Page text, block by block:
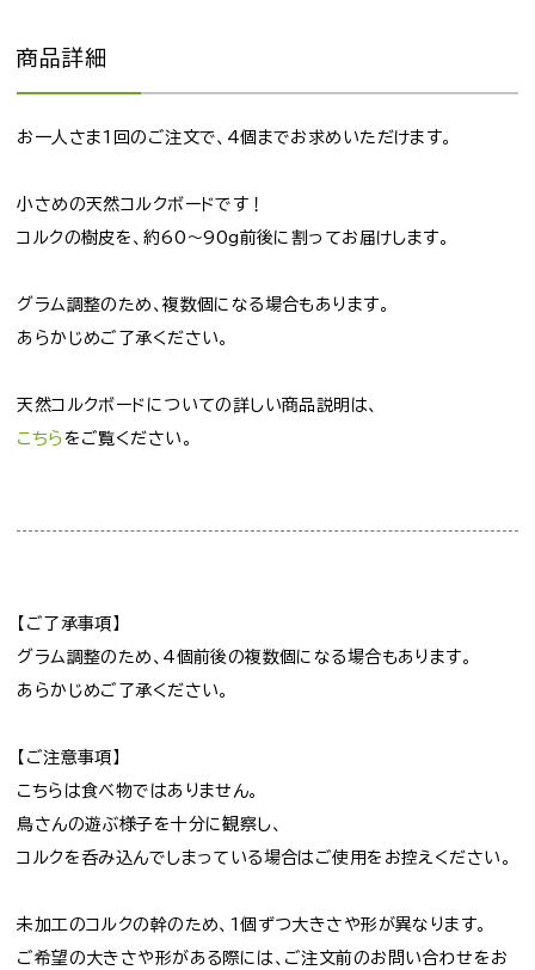
商品詳細
お一人さま1回のご注文で、4個までお求めいただけます。
小さめの天然コルクボードです！
コルクの樹皮を、約60～90g前後に割ってお届けします。
グラム調整のため、複数個になる場合もあります。
あらかじめご了承ください。
天然コルクボードについての詳しい商品説明は、
こちら をご覧ください。
【ご了承事項】
グラム調整のため、4個前後の複数個になる場合もあります。
あらかじめご了承ください。
【ご注意事項】
こちらは食べ物ではありません。
鳥さんの遊ぶ様子を十分に観察し、
コルクを呑み込んでしまっている場合はご使用をお控えください。
未加工のコルクの幹のため、1個ずつ大きさや形が異なります。
ご希望の大きさや形がある際には、ご注文前のお問い合わせをお